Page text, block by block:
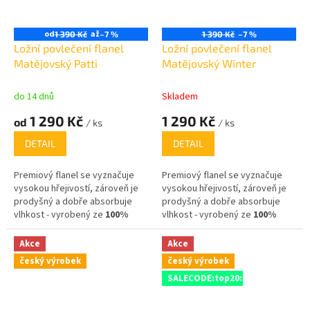
od1 390 Kč až–7 %
Ložní povlečení flanel
Matějovský Patti
do 14 dnů
od 1 290 Kč / ks
DETAIL
Premiový flanel se vyznačuje
vysokou hřejivostí, zároveň je
prodyšný a dobře absorbuje
vlhkost - vyrobený ze 100%
bavlny,
1 390 Kč –7 %
Ložní povlečení flanel
Matějovský Winter
Skladem
1 290 Kč / ks
DETAIL
Premiový flanel se vyznačuje
vysokou hřejivostí, zároveň je
prodyšný a dobře absorbuje
vlhkost - vyrobený ze 100%
bavlny,
Akce
český výrobek
Akce
český výrobek
SALECODE:top20:20:%